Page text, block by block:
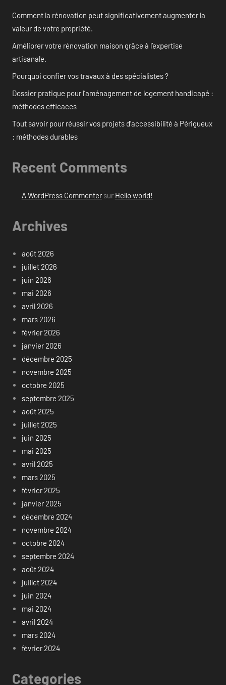
Comment la rénovation peut significativement augmenter la
valeur de votre propriété.
Améliorer votre rénovation maison grâce à l’expertise
artisanale.
Pourquoi confier vos travaux à des spécialistes ?
Dossier pratique pour l’aménagement de logement handicapé :
méthodes efficaces
Tout savoir pour réussir vos projets d’accessibilité à Périgueux
: méthodes durables
Recent Comments
A WordPress Commentersur Hello world!
Archives
août 2026
juillet 2026
juin 2026
mai 2026
avril 2026
mars 2026
février 2026
janvier 2026
décembre 2025
novembre 2025
octobre 2025
septembre 2025
août 2025
juillet 2025
juin 2025
mai 2025
avril 2025
mars 2025
février 2025
janvier 2025
décembre 2024
novembre 2024
octobre 2024
septembre 2024
août 2024
juillet 2024
juin 2024
mai 2024
avril 2024
mars 2024
février 2024
Categories